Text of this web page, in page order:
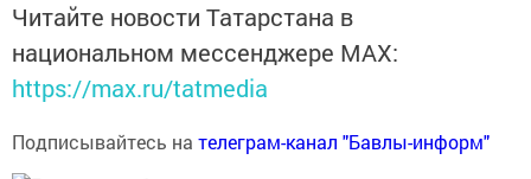
Читайте новости Татарстана в
национальном мессенджере MАХ:
https://max.ru/tatmedia
Подписывайтесь на телеграм-канал "Бавлы-информ"